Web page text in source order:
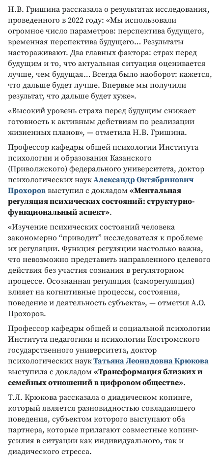
Н.В. Гришина рассказала о результатах исследования,
проведенного в 2022 году: «Мы использовали
огромное число параметров: перспектива будущего,
временная перспектива будущего… Результаты
настораживают. Два главных фактора: страх перед
будущим и то, что актуальная ситуация оценивается
лучше, чем будущая… Всегда было наоборот: кажется,
что дальше будет лучше. Впервые мы получили
результат, что дальше будет хуже».
«Высокий уровень страха перед будущим снижает
готовность к активным действиям по реализации
жизненных планов», — отметила Н.В. Гришина.
Профессор кафедры общей психологии Института
психологии и образования Казанского
(Приволжского) федерального университета, доктор
психологических наукАлександр Октябринович
Прохоров выступил с докладом «Ментальная
регуляция психических состояний: структурно-
функциональный аспект».
«Изучение психических состояний человека
закономерно “приводит” исследователя к проблеме
их регуляции. Функция регуляции настолько важна,
что невозможно представить направленного целевого
действия без участия сознания в регуляторном
процессе. Осознанная регуляция (саморегуляция)
влияет на когнитивные процессы, состояния,
поведение и деятельность субъекта», — отметил А.О.
Прохоров.
Профессор кафедры общей и социальной психологии
Института педагогики и психологии Костромского
государственного университета, доктор
психологических наукТатьяна Леонидовна Крюкова
выступила с докладом «Трансформация близких и
семейных отношений в цифровом обществе».
Т.Л. Крюкова рассказала о диадическом копинге,
который является разновидностью совладающего
поведения, субъектом которого выступают оба
партнера, которые прилагают совместные копинг-
усилия в ситуации как индивидуального, так и
диадического стресса.